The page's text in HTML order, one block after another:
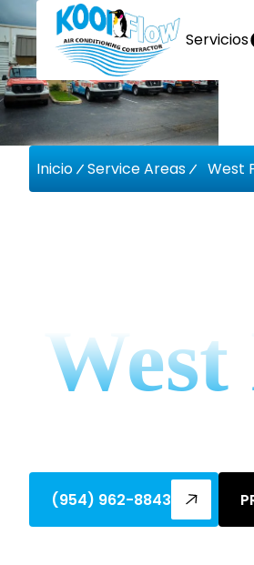
Servicios
Inicio Service Areas West
(954) 962-8843